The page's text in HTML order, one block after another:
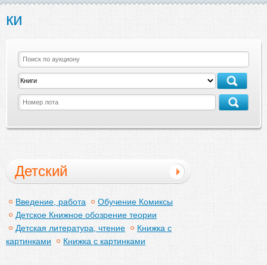
ки
Детский
иллюстрированные
книги
Введение, работа
Обучение Комиксы
Детское Книжное обозрение теории
Детская литература, чтение
Книжка с
картинками
Книжка с картинками